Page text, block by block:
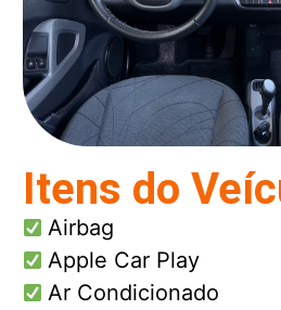
Itens do
Airbag
Apple Car Play
Ar Condicionado